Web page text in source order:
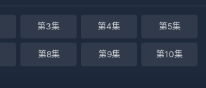
第3集 第4集 第5集
第8集 第9集 第10集